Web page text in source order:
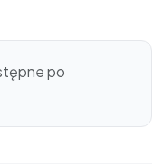
po